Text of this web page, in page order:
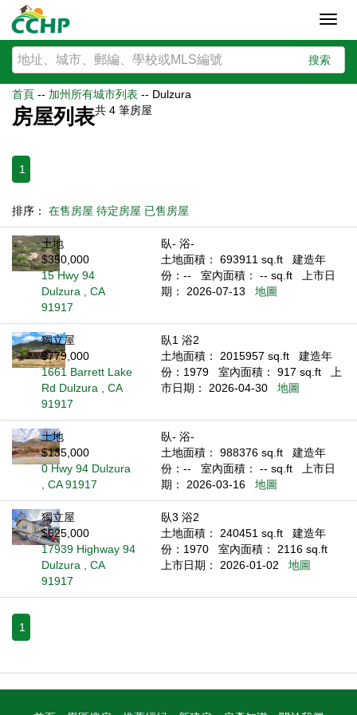
搜索
首頁 -- 加州所有城市列表 -- Dulzura
房屋列表共 4 筆房屋
1
排序： 在售房屋 待定房屋 已售房屋
土地
$350,000
15 Hwy 94
Dulzura , CA
91917
臥- 浴-
土地面積： 693911 sq.ft
建造年
份：--
室內面積： -- sq.ft
上市日
期： 2026-07-13
地圖
獨立屋
$779,000
1661 Barrett Lake
Rd Dulzura , CA
91917
臥1 浴2
土地面積： 2015957 sq.ft
建造年
份：1979
室內面積： 917 sq.ft
上
市日期： 2026-04-30
地圖
土地
$135,000
0 Hwy 94 Dulzura
, CA 91917
臥- 浴-
土地面積： 988376 sq.ft
建造年
份：--
室內面積： -- sq.ft
上市日
期： 2026-03-16
地圖
獨立屋
$625,000
17939 Highway 94
Dulzura , CA
91917
臥3 浴2
土地面積： 240451 sq.ft
建造年
份：1970
室內面積： 2116 sq.ft
上市日期： 2026-01-02
地圖
1